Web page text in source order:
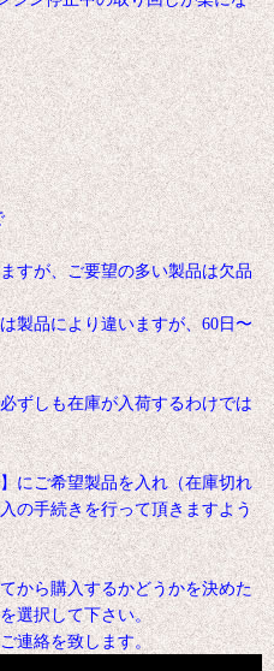
すが、ご要望の多い製品は欠品
製品により違いますが、60日〜
ずしも在庫が入荷するわけでは
ご希望製品を入れ（在庫切れ
の手続きを行って頂きますよう
ます。
から購入するかどうかを決めた
選択して下さい。
連絡を致します。